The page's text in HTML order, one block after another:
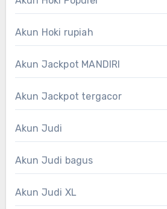
Akun Hoki rupiah
Akun Jackpot MANDIRI
Akun Jackpot tergacor
Akun Judi
Akun Judi bagus
Akun Judi XL